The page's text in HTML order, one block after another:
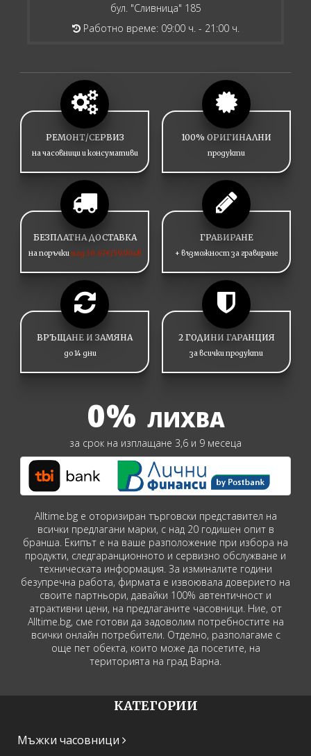
бул. "Сливница" 185
Работно време: 09:00 ч. - 21:00 ч.
РЕМОНТ/СЕРВИЗ
на часовници и консумативи
100% ОРИГИНАЛНИ
продукти
БЕЗПЛАТНА ДОСТАВКА
на поръчкинад 30.67€/59.90лв
ГРАВИРАНЕ
+ възможност за гравиране
ВРЪЩАНЕ И ЗАМЯНА
до 14 дни
2 ГОДИНИ ГАРАНЦИЯ
за всички продукти
0% ЛИХВА
за срок на изплащане 3,6 и 9 месеца
Alltime.bg е оторизиран търговски представител на
всички предлагани марки, с над 20 годишен опит в
бранша. Екипът е на ваше разположение при избора на
продукти, следгаранционното и сервизно обслужване и
техническата информация. За изминалите години
безупречна работа, фирмата е извоювала доверието на
своите партньори, давайки 100% автентичност и
атрактивни цени, на предлаганите часовници. Ние, от
Alltime.bg, сме готови да задоволим потребностите на
всички онлайн потребители. Отделно, разполагаме с
още пет обекта, които може да посетите, на
територията на град Варна.
КАТЕГОРИИ
Мъжки часовници